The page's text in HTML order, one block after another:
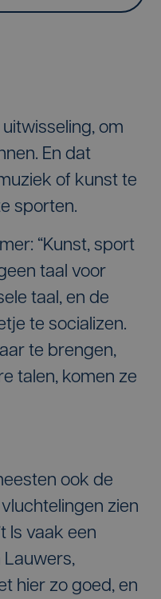
om
En dat
of kunst te
sporten.
“Kunst, sport
taal voor
taal, en de
te socializen.
te brengen,
talen, komen ze
ook de
zien
Is vaak een
Lauwers,
hier zo goed, en